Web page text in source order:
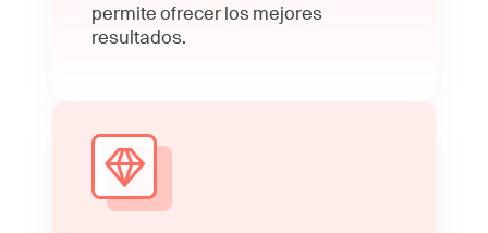
permite ofrecer los mejores
resultados.